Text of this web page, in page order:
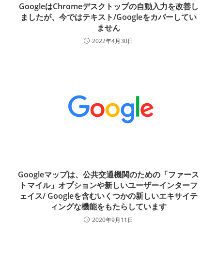
GoogleはChromeデスクトップの自動入力を改善し
ましたが、今ではテキスト/Googleをカバーしてい
ません
2022年4月30日
Googleマップは、公共交通機関のための「ファース
トマイル」オプションや新しいユーザーインターフ
ェイス/ Googleを含むいくつかの新しいエキサイテ
ィングな機能をもたらしています
2020年9月11日